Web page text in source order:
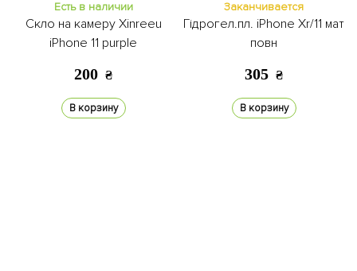
Есть в наличии
Скло на камеру Xinreeu
iPhone 11 purple
200 ₴
В корзину
Заканчивается
Гідрогел.пл. iPhone Xr/11 мат
повн
305 ₴
В корзину